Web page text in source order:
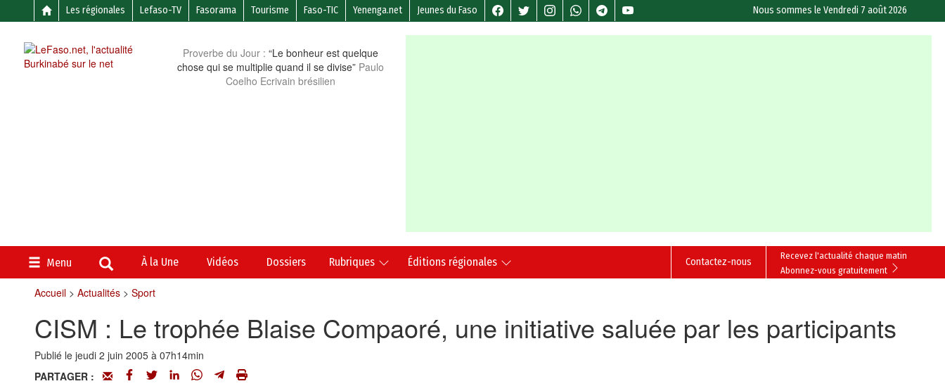
Les régionales Lefaso-TV Fasorama Tourisme Faso-TIC Yenenga.net Jeunes du Faso Nous sommes leVendredi 7 août 2026
Proverbe du Jour : “Le bonheur est quelque
chose qui se multiplie quand il se divise” Paulo
Coelho Ecrivain brésilien
Menu À la Une Vidéos Dossiers Rubriques Éditions régionales
Recevez l'actualité chaque matin
Abonnez-vous gratuitement
Contactez-nous
Accueil> Actualités> Sport
CISM : Le trophée Blaise Compaoré, une initiative saluée par les participants
Publié le jeudi 2 juin 2005 à 07h14min
PARTAGER :